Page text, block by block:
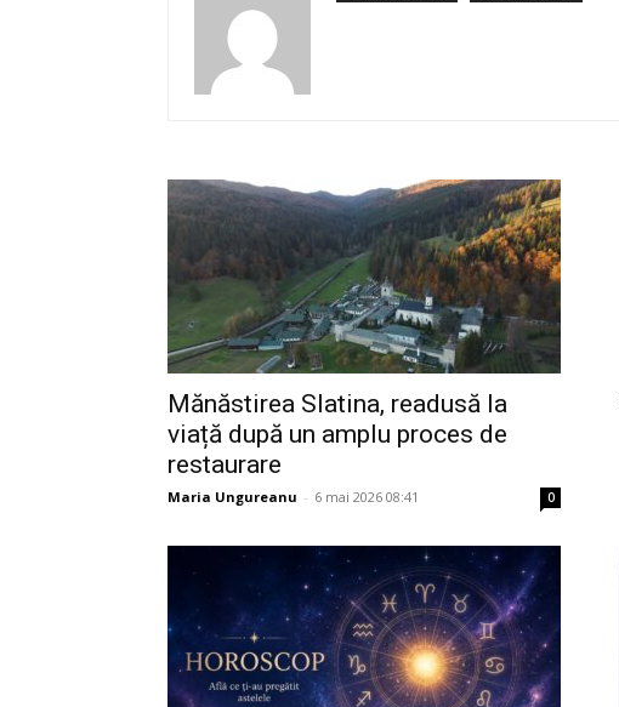
Mănăstirea Slatina, readusă la
viață după un amplu proces de
restaurare
Maria Ungureanu - 6 mai 2026 08:41 0